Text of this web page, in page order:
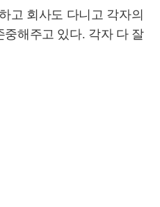
고 회사도 다니고 각자의
해주고 있다. 각자 다 잘